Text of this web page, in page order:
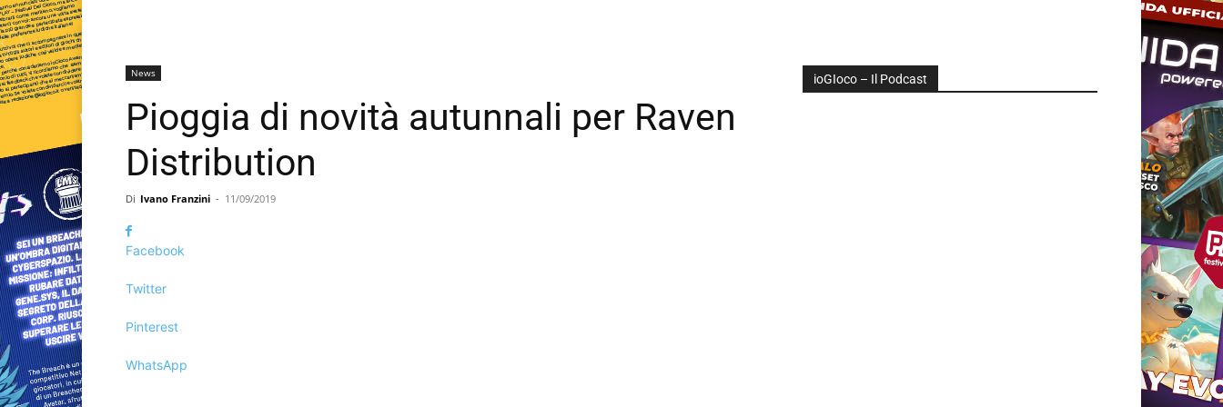
News
Pioggia di novità autunnali per Raven
Distribution
Di Ivano Franzini - 11/09/2019
Facebook
Twitter
Pinterest
WhatsApp
ioGIoco – Il Podcast